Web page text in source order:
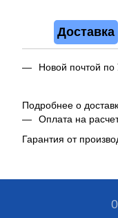
Доставка
Новой почтой по
Подробнее о
Оплата на
Гарантия от